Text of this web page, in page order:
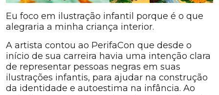
Eu foco em ilustração infantil porque é o que
alegraria a minha criança interior.
A artista contou ao PerifaCon que desde o
início de sua carreira havia uma intenção clara
de representar pessoas negras em suas
ilustrações infantis, para ajudar na construção
da identidade e autoestima na infância. Ao